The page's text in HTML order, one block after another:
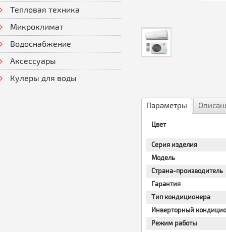
Тепловая техника
Микроклимат
Водоснабжение
Аксессуары
Кулеры для воды
Параметры
Цвет
Серия изделия
Модель
Страна-производитель
Гарантия
Тип кондиционера
Инверторный
Режим работы